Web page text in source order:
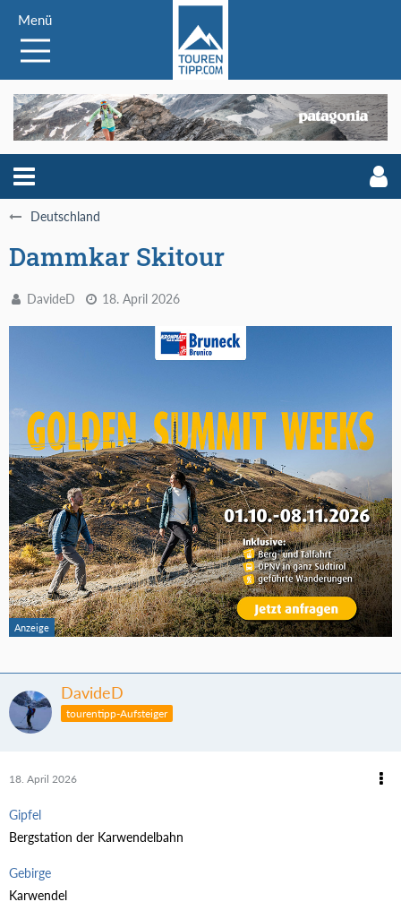
Menü
Deutschland
Dammkar Skitour
DavideD 18. April 2026
DavideD
tourentipp-Aufsteiger
18. April 2026
Gipfel
Bergstation der Karwendelbahn
Gebirge
Karwendel